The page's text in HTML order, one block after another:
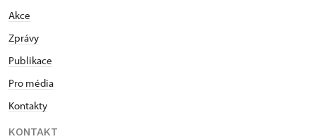
Akce
Zprávy
Publikace
Pro média
Kontakty
KONTAKT